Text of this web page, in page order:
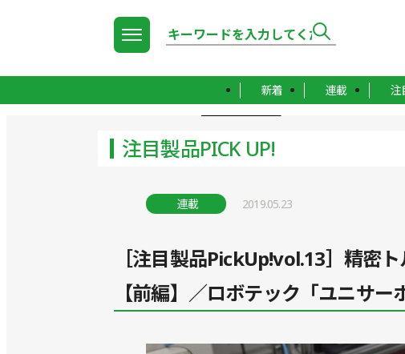
新着 連載 注
注目製品PICK UP!
連載 2019.05.23
［注目製品PickUp!vol.13］精密
【前編】／ロボテック「ユニサー